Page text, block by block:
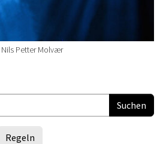
Nils Petter Molvær
Regeln